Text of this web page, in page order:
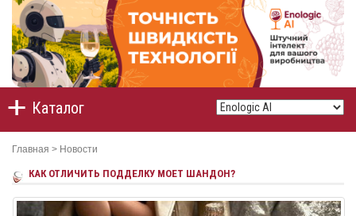
Каталог
Главная > Новости
КАК ОТЛИЧИТЬ ПОДДЕЛКУ МОЕТ ШАНДОН?